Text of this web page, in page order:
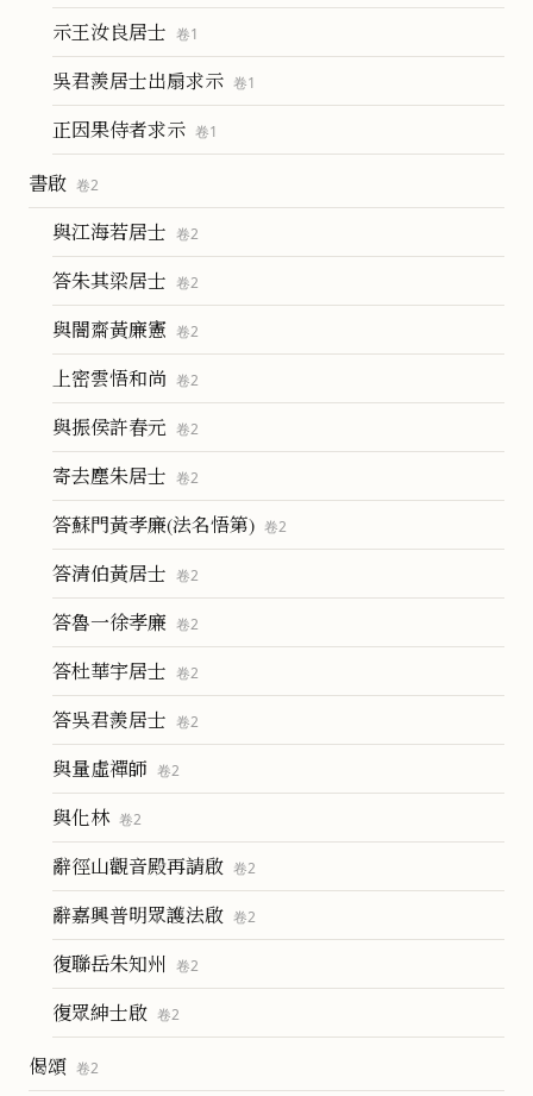
示王汝良居士 卷1
吳君羨居士出扇求示 卷1
正因果侍者求示 卷1
書啟 卷2
與江海若居士 卷2
答朱其梁居士 卷2
與闇齋黃廉憲 卷2
上密雲悟和尚 卷2
與振侯許春元 卷2
寄去塵朱居士 卷2
答蘇門黃孝廉(法名悟第) 卷2
答清伯黃居士 卷2
答魯一徐孝廉 卷2
答杜華宇居士 卷2
答吳君羨居士 卷2
與量虛禪師 卷2
與化林 卷2
辭徑山觀音殿再請啟 卷2
辭嘉興普明眾護法啟 卷2
復聯岳朱知州 卷2
復眾紳士啟 卷2
偈頌 卷2